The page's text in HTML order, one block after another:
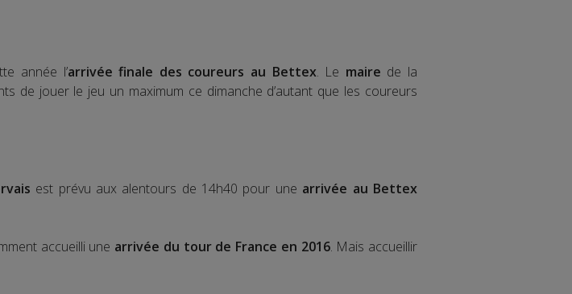
année l’arrivée finale des coureurs au Bettex. Le maire de la
de jouer le jeu un maximum ce dimanche d’autant que les coureurs
est prévu aux alentours de 14h40 pour une arrivée au Bettex
accueilli une arrivée du tour de France en 2016. Mais accueillir